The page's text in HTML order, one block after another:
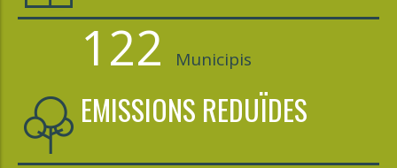
122 Municipis
EMISSIONS REDUÏDES